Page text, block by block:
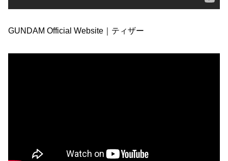
GUNDAM Official Website｜ティザー